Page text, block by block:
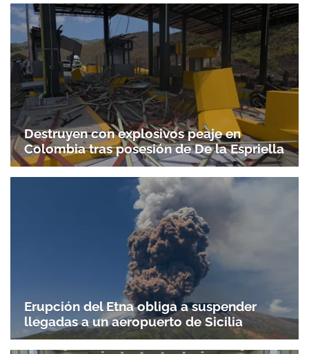
Gracias por suscribirte a nuestro boletín.
Destruyen con explosivos peaje en
Colombia tras posesión de De la Espriella
Erupción del Etna obliga a suspender
llegadas a un aeropuerto de Sicilia